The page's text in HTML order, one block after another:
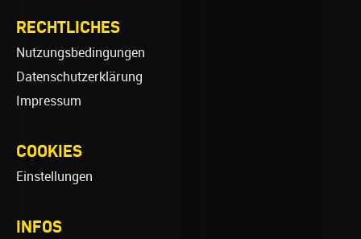
RECHTLICHES
Nutzungsbedingungen
Datenschutzerklärung
Impressum
COOKIES
Einstellungen
INFOS